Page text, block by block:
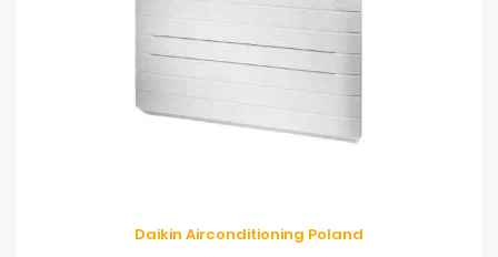
Daikin Airconditioning Poland